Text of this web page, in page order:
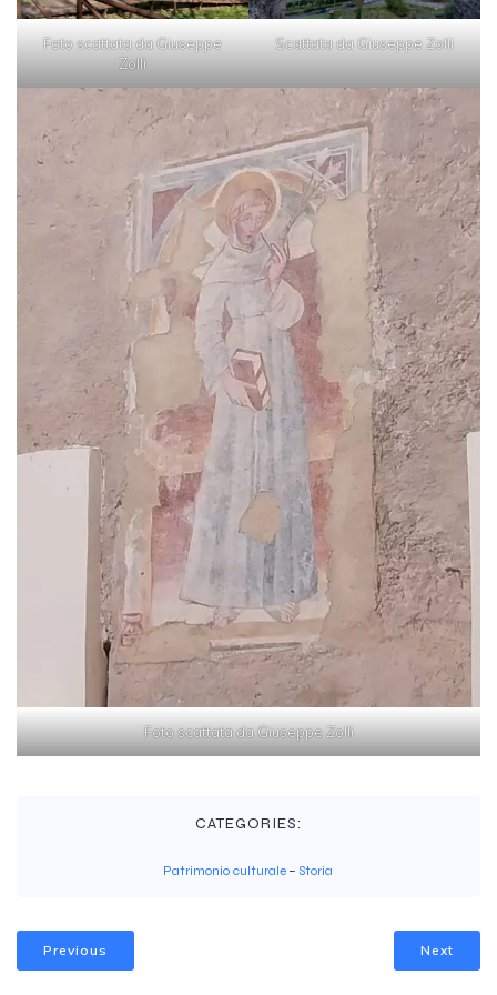
Foto scattata da Giuseppe
Zolli
Scattata da Giuseppe Zolli
Foto scattata da Giuseppe Zolli
CATEGORIES:
Patrimonio culturale – Storia
Previous Next